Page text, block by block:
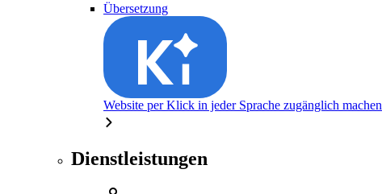
Übersetzung
Website per Klick in jeder Sprache zugänglich machen
Dienstleistungen